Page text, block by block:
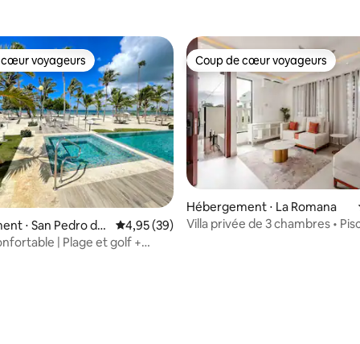
cœur voyageurs
voyageurs
⋅ San Pedro de
Évaluation moyenne sur la base de 39
4,95 (39)
| Plage et golf +
Coup de cœur voyageurs
Coup de cœur voyageurs
Hébergement ⋅ La Romana
Villa privée de 3 chambres •